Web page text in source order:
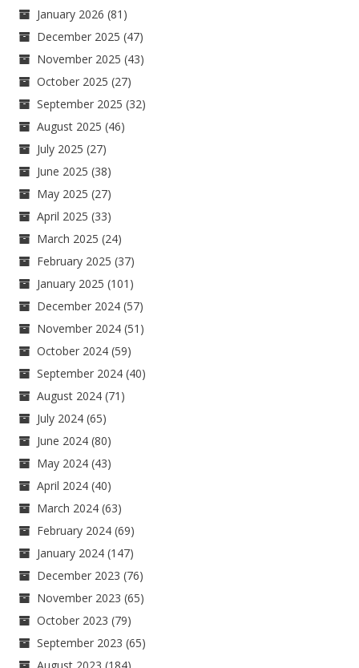
January 2026 (81)
December 2025 (47)
November 2025 (43)
October 2025 (27)
September 2025 (32)
August 2025 (46)
July 2025 (27)
June 2025 (38)
May 2025 (27)
April 2025 (33)
March 2025 (24)
February 2025 (37)
January 2025 (101)
December 2024 (57)
November 2024 (51)
October 2024 (59)
September 2024 (40)
August 2024 (71)
July 2024 (65)
June 2024 (80)
May 2024 (43)
April 2024 (40)
March 2024 (63)
February 2024 (69)
January 2024 (147)
December 2023 (76)
November 2023 (65)
October 2023 (79)
September 2023 (65)